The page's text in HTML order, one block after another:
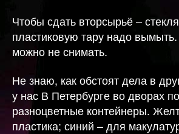
Чтобы сдать вторсырьё –
пластиковую тару надо вымыть.
можно не снимать.
Не знаю, как обстоят дела в
у нас В Петербурге во дворах
разноцветные контейнеры.
пластика; синий – для